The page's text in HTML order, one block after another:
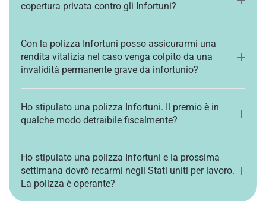
copertura privata contro gli Infortuni?
Con la polizza Infortuni posso assicurarmi una
rendita vitalizia nel caso venga colpito da una
invalidità permanente grave da infortunio?
Ho stipulato una polizza Infortuni. Il premio è in
qualche modo detraibile fiscalmente?
Ho stipulato una polizza Infortuni e la prossima
settimana dovrò recarmi negli Stati uniti per lavoro.
La polizza è operante?